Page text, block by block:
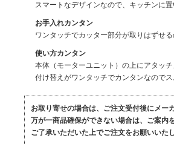
スマートなデザインなので、キッチンに
お手入れカンタン
ワンタッチでカッター部分が取りはずせる
使い方カンタン
本体（モーターユニット）の上にアタッ
付け替えがワンタッチでカンタンなのでス
お取り寄せの場合は、ご注文受付後にメー
万が一商品確保ができない場合は、ご案内
ご了承いただいた上でご注文をお願いいたし